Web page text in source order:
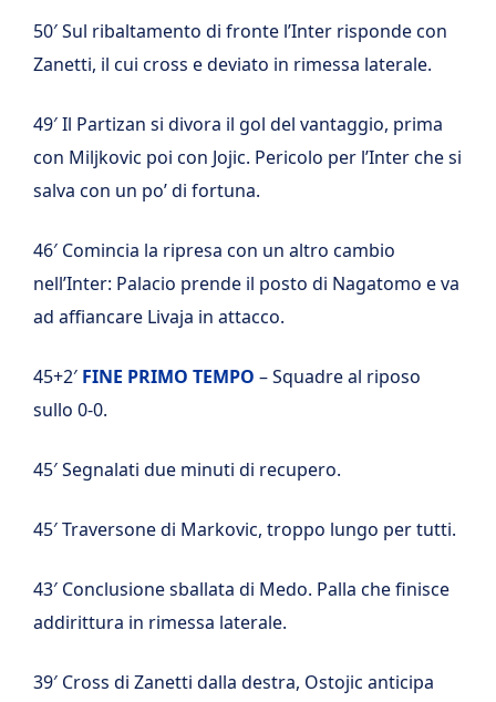
50′ Sul ribaltamento di fronte l’Inter risponde con
Zanetti, il cui cross e deviato in rimessa laterale.
49′ Il Partizan si divora il gol del vantaggio, prima
con Miljkovic poi con Jojic. Pericolo per l’Inter che si
salva con un po’ di fortuna.
46′ Comincia la ripresa con un altro cambio
nell’Inter: Palacio prende il posto di Nagatomo e va
ad affiancare Livaja in attacco.
45+2′ FINE PRIMO TEMPO – Squadre al riposo
sullo 0-0.
45′ Segnalati due minuti di recupero.
45′ Traversone di Markovic, troppo lungo per tutti.
43′ Conclusione sballata di Medo. Palla che finisce
addirittura in rimessa laterale.
39′ Cross di Zanetti dalla destra, Ostojic anticipa